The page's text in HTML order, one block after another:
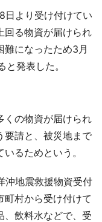
より受け付けてい
回る物資が届けられ
難になったため3月
発表した。
の物資が届けられ
要請と、被災地まで
るためという。
沖地震救援物資受付
町村から受け付けて
、飲料水などで、受